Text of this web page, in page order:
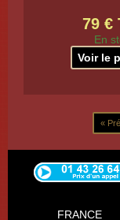
79 €
En
Voir le
«
FRANCE